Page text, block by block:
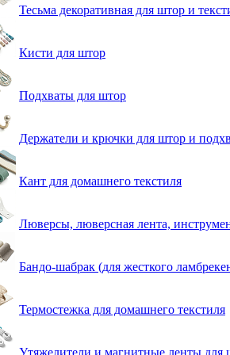
Тесьма декоративная для штор и
Кисти для штор
Подхваты для штор
Держатели и крючки для штор и
Кант для домашнего текстиля
Люверсы, люверсная лента,
Бандо-шабрак (для жесткого
Термостежка для домашнего текстиля
Утяжелители и магнитные ленты для